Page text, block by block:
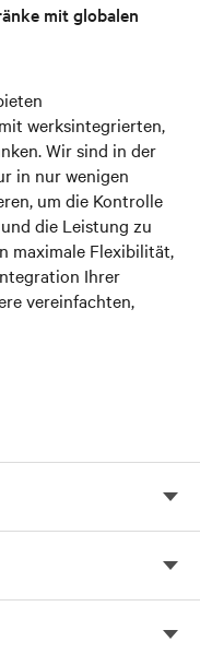
mit globalen
werksintegrierten,
Wir sind in der
in nur wenigen
um die Kontrolle
die Leistung zu
maximale Flexibilität,
Ihrer
vereinfachten,